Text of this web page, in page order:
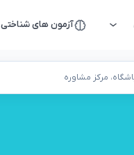
آزمون های شناختی
مرکز مشاوره